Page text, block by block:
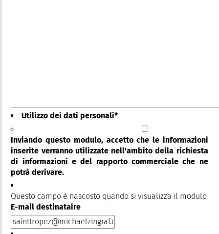
Utilizzo dei dati personali*
Inviando questo modulo, accetto che le informazioni
inserite verranno utilizzate nell'ambito della richiesta
di informazioni e del rapporto commerciale che ne
potrà derivare.
Questo campo è nascosto quando si visualizza il modulo
E-mail destinataire